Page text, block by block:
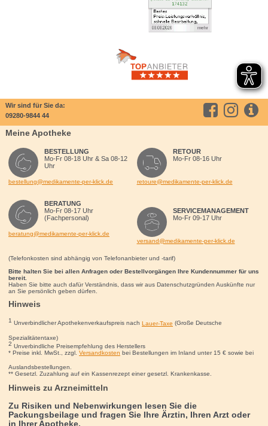
Wir sind für Sie da:
09280-9844 44
Meine Apotheke
BESTELLUNG
Mo-Fr 08-18 Uhr & Sa 08-12
Uhr
bestellung@medikamente-per-klick.de
BERATUNG
Mo-Fr 08-17 Uhr
(Fachpersonal)
beratung@medikamente-per-klick.de
RETOUR
Mo-Fr 08-16 Uhr
retoure@medikamente-per-klick.de
SERVICEMANAGEMENT
Mo-Fr 09-17 Uhr
versand@medikamente-per-klick.de
(Telefonkosten sind abhängig von Telefonanbieter und -tarif)
Bitte halten Sie bei allen Anfragen oder Bestellvorgängen Ihre Kundennummer für uns
bereit.
Haben Sie bitte auch dafür Verständnis, dass wir aus Datenschutzgründen Auskünfte nur
an Sie persönlich geben dürfen.
Hinweis
1 Unverbindlicher Apothekenverkaufspreis nach Lauer-Taxe (Große Deutsche
Spezialitätentaxe)
2 Unverbindliche Preisempfehlung des Herstellers
* Preise inkl. MwSt., zzgl. Versandkosten bei Bestellungen im Inland unter 15 €sowie bei
Auslandsbestellungen.
** Gesetzl. Zuzahlung auf ein Kassenrezept einer gesetzl. Krankenkasse.
Hinweis zu Arzneimitteln
Zu Risiken und Nebenwirkungen lesen Sie die
Packungsbeilage und fragen Sie Ihre Ärztin, Ihren Arzt oder
in Ihrer Apotheke.